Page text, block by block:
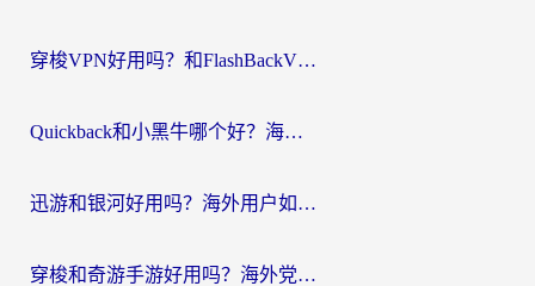
穿梭VPN好用吗？和FlashBackVPN对比哪个回国效果更好？
Quickback和小黑牛哪个好？海外党亲测指南，选对回国加速器秒回国内
迅游和银河好用吗？海外用户如何选择回国加速器实现无缝访问国内资源
穿梭和奇游手游好用吗？海外党亲测3款回国加速器，附蜜蜂加速器七天试用攻略